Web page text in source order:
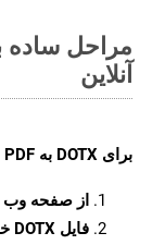
آنلاین
برای DOTX به PDF
از صفحه وب
فایل DOTX خود را از دستگاه خود آپلود کنید.